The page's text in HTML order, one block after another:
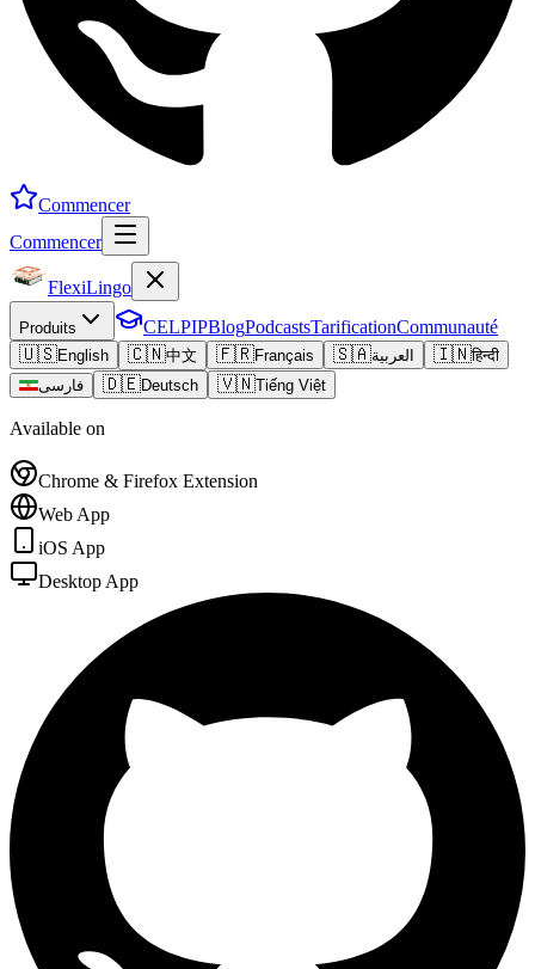
Commencer
Commencer
FlexiLingo
Produits CELPIPBlogPodcastsTarificationCommunauté
🇺🇸English 🇨🇳中文 🇫🇷Français 🇸🇦العربية 🇮🇳हिन्दी
فارسی
🇩🇪Deutsch 🇻🇳Tiếng Việt
Available on
Chrome & Firefox Extension
Web App
iOS App
Desktop App